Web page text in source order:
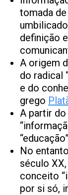
tomada
definição
A origem
do radical
e do
grego
A partir
No
século
conceito
por si só,